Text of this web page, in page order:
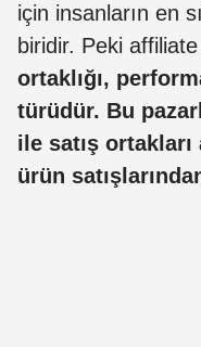
için insanların en
biridir. Peki
ortaklığı,
türüdür. Bu
ile satış
ürün